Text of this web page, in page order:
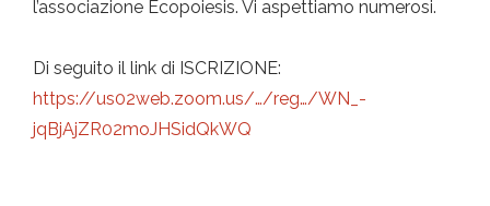
l’associazione Ecopoiesis. Vi aspettiamo numerosi.
Di seguito il link di ISCRIZIONE:
https://us02web.zoom.us/…/reg…/WN_-
jqBjAjZR02moJHSidQkWQ